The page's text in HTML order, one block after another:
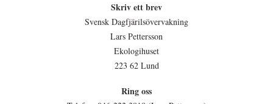
Skriv ett brev
Svensk Dagfjärilsövervakning
Lars Pettersson
Ekologihuset
223 62 Lund
Ring oss